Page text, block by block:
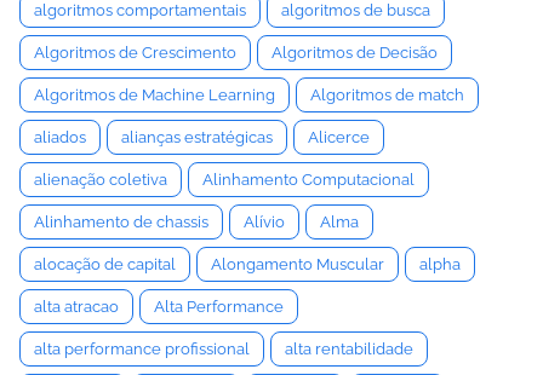
algoritmos comportamentais algoritmos de busca
Algoritmos de Crescimento Algoritmos de Decisão
Algoritmos de Machine Learning Algoritmos de match
aliados alianças estratégicas Alicerce
alienação coletiva Alinhamento Computacional
Alinhamento de chassis Alívio Alma
alocação de capital Alongamento Muscular alpha
alta atracao Alta Performance
alta performance profissional alta rentabilidade